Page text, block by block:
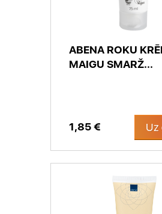
ABENA ROKU
MAIGU SMARŽ...
1,85 € Uz